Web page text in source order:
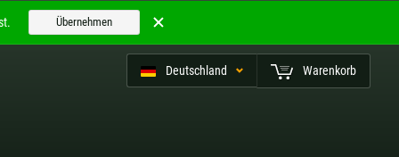
Deutschland Warenkorb
Übernehmen